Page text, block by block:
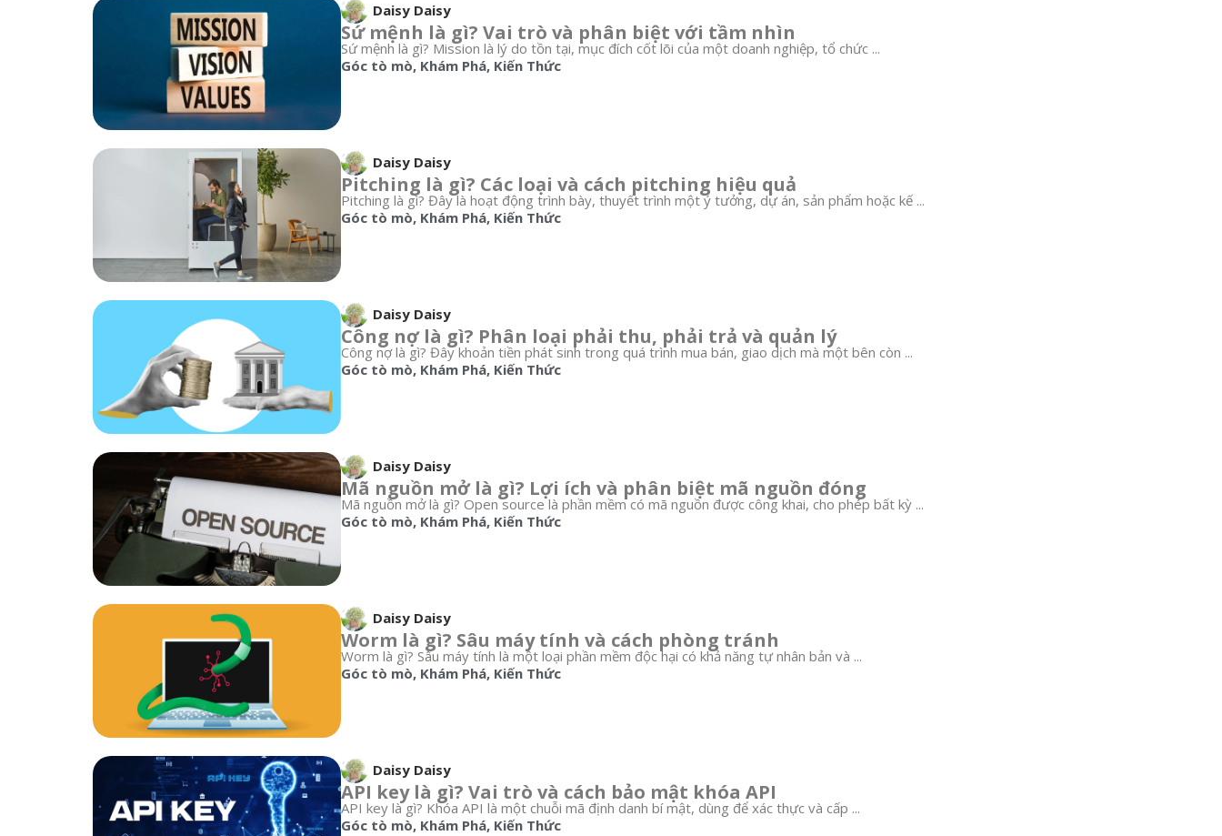
Daisy Daisy
Sứ mệnh là gì? Vai trò và phân biệt với tầm nhìn
Sứ mệnh là gì? Mission là lý do tồn tại, mục đích cốt lõi của một doanh nghiệp, tổ chức ...
Góc tò mò, Khám Phá, Kiến Thức
Daisy Daisy
Pitching là gì? Các loại và cách pitching hiệu quả
Pitching là gì? Đây là hoạt động trình bày, thuyết trình một ý tưởng, dự án, sản phẩm hoặc kế ...
Góc tò mò, Khám Phá, Kiến Thức
Daisy Daisy
Công nợ là gì? Phân loại phải thu, phải trả và quản lý
Công nợ là gì? Đây khoản tiền phát sinh trong quá trình mua bán, giao dịch mà một bên còn ...
Góc tò mò, Khám Phá, Kiến Thức
Daisy Daisy
Mã nguồn mở là gì? Lợi ích và phân biệt mã nguồn đóng
Mã nguồn mở là gì? Open source là phần mềm có mã nguồn được công khai, cho phép bất kỳ ...
Góc tò mò, Khám Phá, Kiến Thức
Daisy Daisy
Worm là gì? Sâu máy tính và cách phòng tránh
Worm là gì? Sâu máy tính là một loại phần mềm độc hại có khả năng tự nhân bản và ...
Góc tò mò, Khám Phá, Kiến Thức
Daisy Daisy
API key là gì? Vai trò và cách bảo mật khóa API
API key là gì? Khóa API là một chuỗi mã định danh bí mật, dùng để xác thực và cấp ...
Góc tò mò, Khám Phá, Kiến Thức